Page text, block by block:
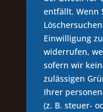
entfällt. Wenn
Einwilligung
widerrufen,
sofern wir
zulässigen
Ihrer
(z. B. steuer-